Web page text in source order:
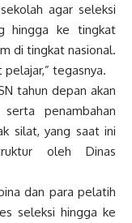
agar seleksi
hingga ke tingkat
di tingkat nasional.
tegasnya.
tahun depan akan
penambahan
silat, yang saat ini
oleh Dinas
dan para pelatih
seleksi hingga ke